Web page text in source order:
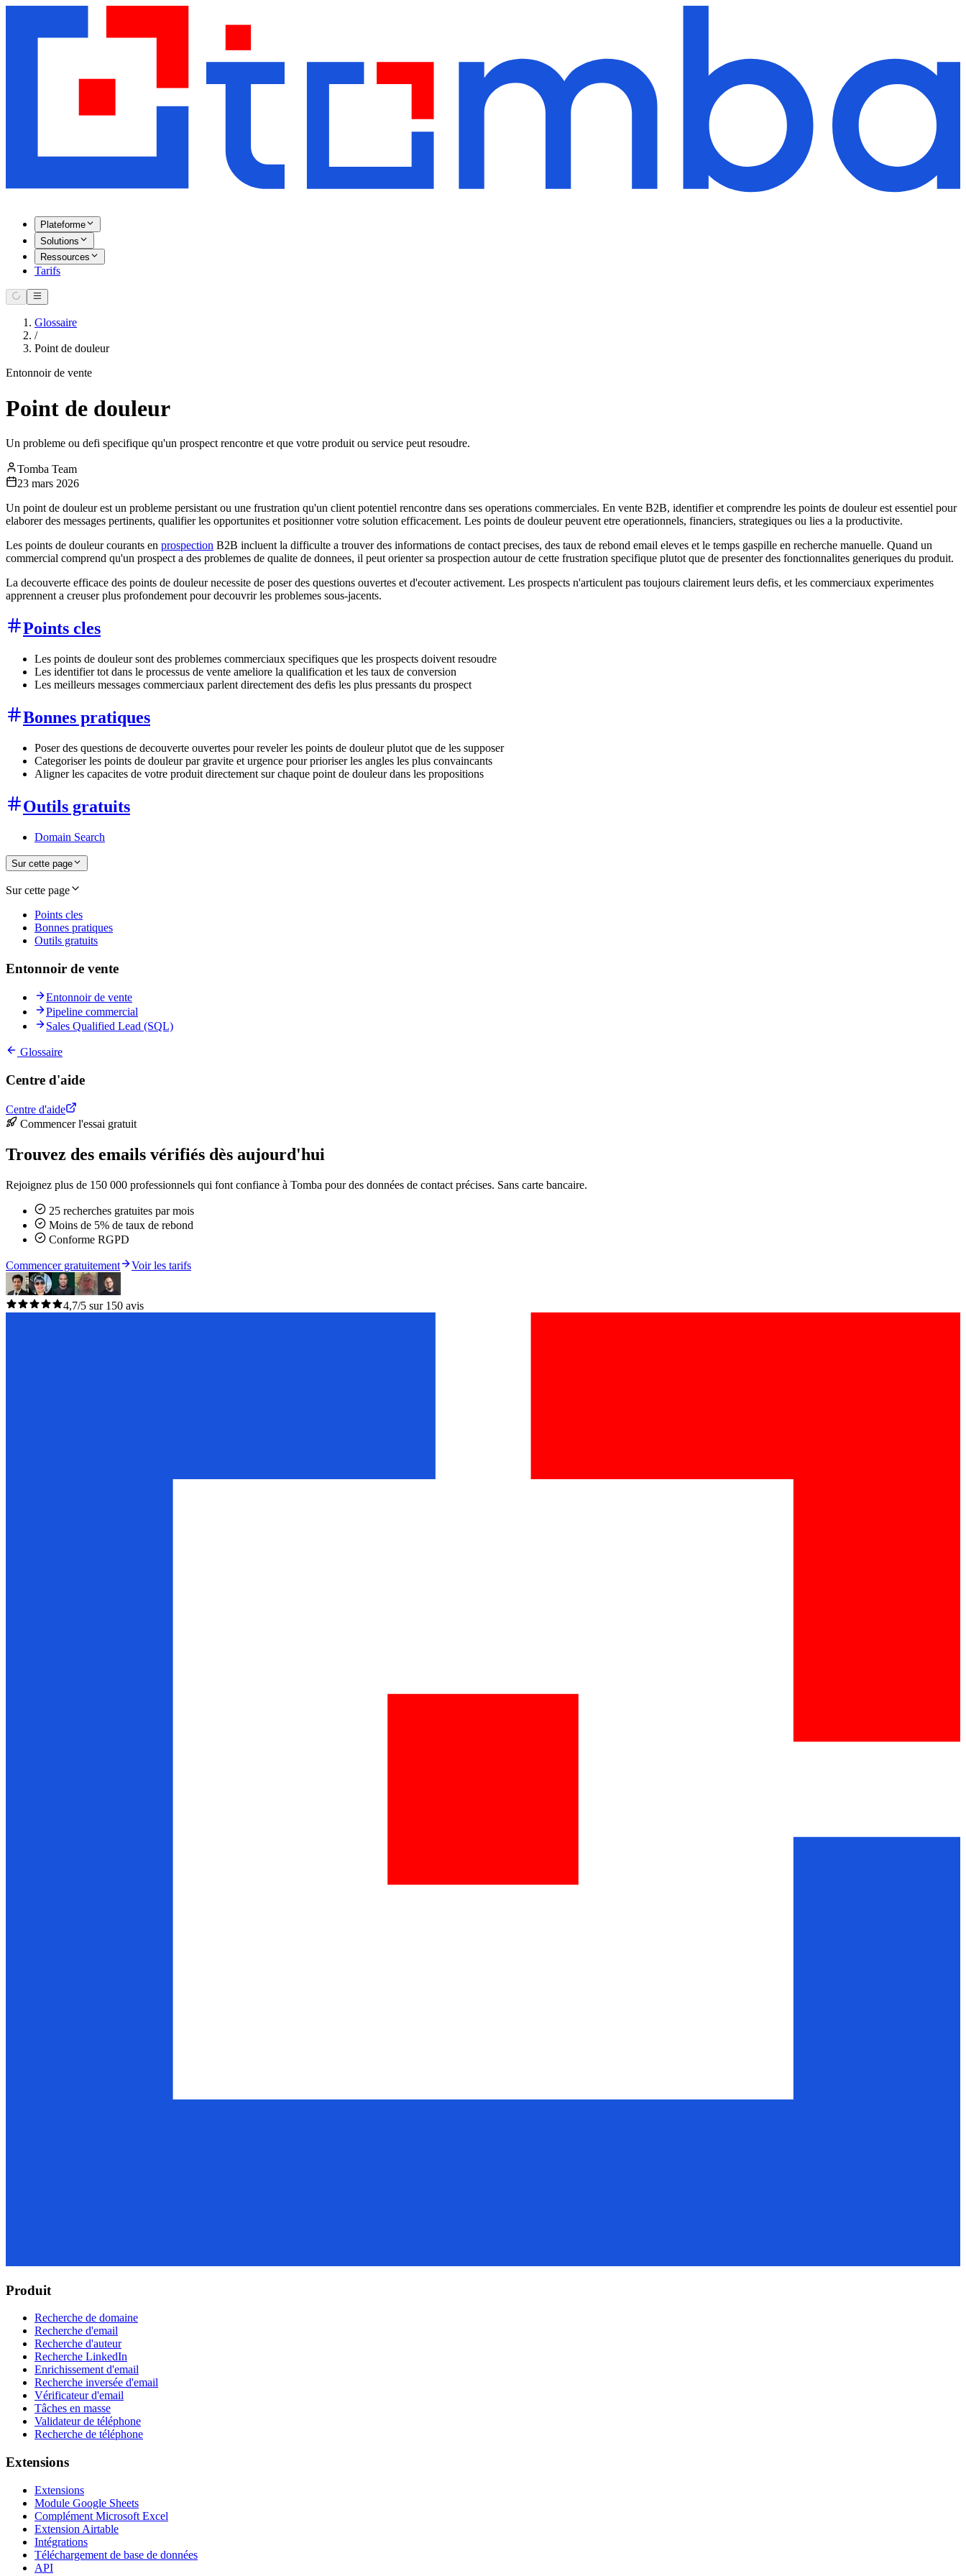
Plateforme
Solutions
Ressources
Tarifs
Glossaire
/
Point de douleur
Entonnoir de vente
Point de douleur
Un probleme ou defi specifique qu'un prospect rencontre et que votre produit ou service peut resoudre.
Tomba Team
23 mars 2026
Un point de douleur est un probleme persistant ou une frustration qu'un client potentiel rencontre dans ses operations commerciales. En vente B2B, identifier et comprendre les points de douleur est essentiel pour
elaborer des messages pertinents, qualifier les opportunites et positionner votre solution efficacement. Les points de douleur peuvent etre operationnels, financiers, strategiques ou lies a la productivite.
Les points de douleur courants en prospection B2B incluent la difficulte a trouver des informations de contact precises, des taux de rebond email eleves et le temps gaspille en recherche manuelle. Quand un
commercial comprend qu'un prospect a des problemes de qualite de donnees, il peut orienter sa prospection autour de cette frustration specifique plutot que de presenter des fonctionnalites generiques du produit.
La decouverte efficace des points de douleur necessite de poser des questions ouvertes et d'ecouter activement. Les prospects n'articulent pas toujours clairement leurs defis, et les commerciaux experimentes
apprennent a creuser plus profondement pour decouvrir les problemes sous-jacents.
Points cles
Les points de douleur sont des problemes commerciaux specifiques que les prospects doivent resoudre
Les identifier tot dans le processus de vente ameliore la qualification et les taux de conversion
Les meilleurs messages commerciaux parlent directement des defis les plus pressants du prospect
Bonnes pratiques
Poser des questions de decouverte ouvertes pour reveler les points de douleur plutot que de les supposer
Categoriser les points de douleur par gravite et urgence pour prioriser les angles les plus convaincants
Aligner les capacites de votre produit directement sur chaque point de douleur dans les propositions
Outils gratuits
Domain Search
Sur cette page
Sur cette page
Points cles
Bonnes pratiques
Outils gratuits
Entonnoir de vente
Entonnoir de vente
Pipeline commercial
Sales Qualified Lead (SQL)
Glossaire
Centre d'aide
Centre d'aide
Commencer l'essai gratuit
Trouvez des emails vérifiés dès aujourd'hui
Rejoignez plus de 150 000 professionnels qui font confiance à Tomba pour des données de contact précises. Sans carte bancaire.
25 recherches gratuites par mois
Moins de 5% de taux de rebond
Conforme RGPD
Commencer gratuitement Voir les tarifs
4,7/5 sur 150 avis
Produit
Recherche de domaine
Recherche d'email
Recherche d'auteur
Recherche LinkedIn
Enrichissement d'email
Recherche inversée d'email
Vérificateur d'email
Tâches en masse
Validateur de téléphone
Recherche de téléphone
Extensions
Extensions
Module Google Sheets
Complément Microsoft Excel
Extension Airtable
Intégrations
Téléchargement de base de données
API